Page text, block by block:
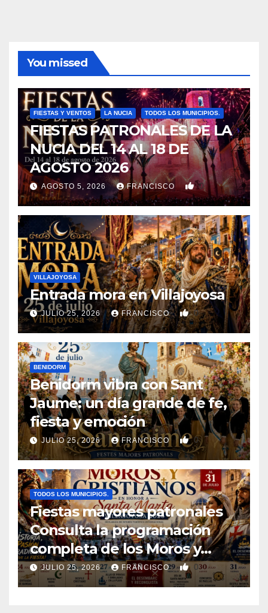
You missed
FIESTAS Y VENTOS LA NUCIA TODOS LOS MUNICIPIOS.
FIESTAS PATRONALES DE LA
NUCIA DEL 14 AL 18 DE
AGOSTO 2026
AGOSTO 5, 2026 FRANCISCO 0
VILLAJOYOSA
Entrada mora en Villajoyosa
JULIO 25, 2026 FRANCISCO 0
BENIDORM
Benidorm vibra con Sant
Jaume: un día grande de fe,
fiesta y emoción
JULIO 25, 2026 FRANCISCO 0
TODOS LOS MUNICIPIOS.
Fiestas mayores patronales
Consulta la programación
completa de los Moros y
Cristianos de Villajoyosa 2026
JULIO 25, 2026 FRANCISCO 0